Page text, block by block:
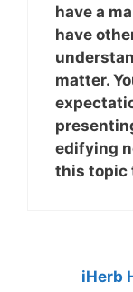
have a
have
matter.
edifying
this topic
iHerb